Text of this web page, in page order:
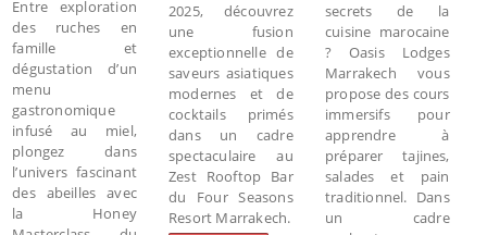
Entre exploration
des ruches en
famille et
dégustation d’un
menu
gastronomique
infusé au miel,
plongez dans
l’univers fascinant
des abeilles avec
la Honey
2025, découvrez
une fusion
exceptionnelle de
saveurs asiatiques
modernes et de
cocktails primés
dans un cadre
spectaculaire au
Zest Rooftop Bar
du Four Seasons
Resort Marrakech.
secrets de la
cuisine marocaine
? Oasis Lodges
Marrakech vous
propose des cours
immersifs pour
apprendre à
préparer tajines,
salades et pain
traditionnel. Dans
un cadre